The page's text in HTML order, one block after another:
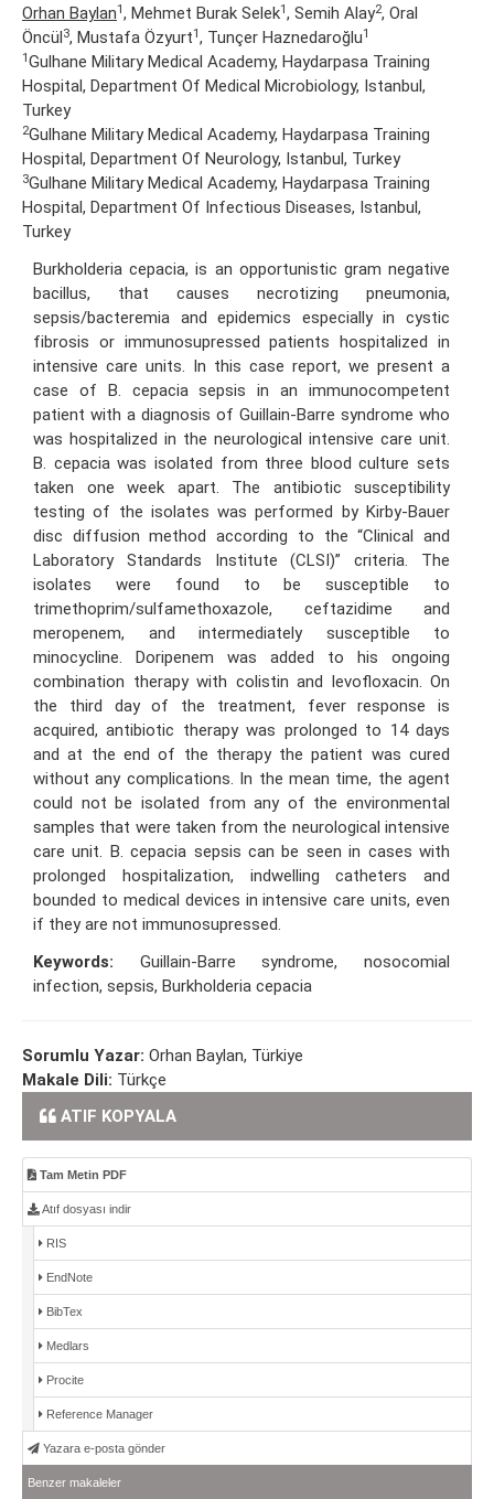
Orhan Baylan1, Mehmet Burak Selek1, Semih Alay2, Oral
Öncül 3, Mustafa Özyurt1, Tunçer Haznedaroğlu1
1Gulhane Military Medical Academy, Haydarpasa Training
Hospital, Department Of Medical Microbiology, Istanbul,
Turkey
2Gulhane Military Medical Academy, Haydarpasa Training
Hospital, Department Of Neurology, Istanbul, Turkey
3Gulhane Military Medical Academy, Haydarpasa Training
Hospital, Department Of Infectious Diseases, Istanbul,
Turkey
Burkholderia cepacia, is an opportunistic gram negative
bacillus, that causes necrotizing pneumonia,
sepsis/bacteremia and epidemics especially in cystic
fibrosis or immunosupressed patients hospitalized in
intensive care units. In this case report, we present a
case of B. cepacia sepsis in an immunocompetent
patient with a diagnosis of Guillain-Barre syndrome who
was hospitalized in the neurological intensive care unit.
B. cepacia was isolated from three blood culture sets
taken one week apart. The antibiotic susceptibility
testing of the isolates was performed by Kirby-Bauer
disc diffusion method according to the “Clinical and
Laboratory Standards Institute (CLSI)” criteria. The
isolates were found to be susceptible to
trimethoprim/sulfamethoxazole, ceftazidime and
meropenem, and intermediately susceptible to
minocycline. Doripenem was added to his ongoing
combination therapy with colistin and levofloxacin. On
the third day of the treatment, fever response is
acquired, antibiotic therapy was prolonged to 14 days
and at the end of the therapy the patient was cured
without any complications. In the mean time, the agent
could not be isolated from any of the environmental
samples that were taken from the neurological intensive
care unit. B. cepacia sepsis can be seen in cases with
prolonged hospitalization, indwelling catheters and
bounded to medical devices in intensive care units, even
if they are not immunosupressed.
Keywords: Guillain-Barre syndrome, nosocomial
infection, sepsis, Burkholderia cepacia
Sorumlu Yazar: Orhan Baylan, Türkiye
Makale Dili: Türkçe
ATIF KOPYALA
Tam Metin PDF
Atıf dosyası indir
RIS
EndNote
BibTex
Medlars
Procite
Reference Manager
Yazara e-posta gönder
Benzer makaleler